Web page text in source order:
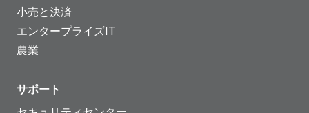
小売と決済
エンタープライズIT
農業
サポート